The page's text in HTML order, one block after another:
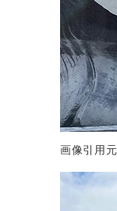
画像引用